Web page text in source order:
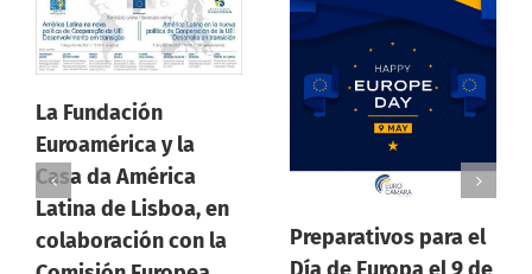
La Fundación
Euroamérica y la
Casa da América
Latina de Lisboa, en
colaboración con la
Preparativos para el